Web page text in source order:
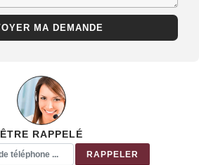
ÊTRE RAPPELÉ